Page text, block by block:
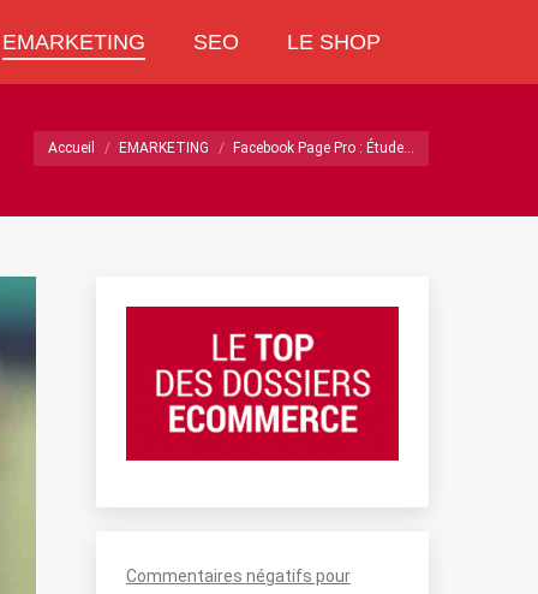
EMARKETING SEO LE SHOP
:
Vous êtes ici :
Accueil EMARKETING Facebook Page Pro : Étude…
Commentaires négatifs pour
EMARKETING SEO LE SHOP
: